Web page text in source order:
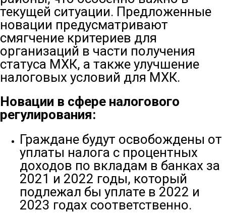
текущей ситуации. Предложенные
новации предусматривают
смягчение критериев для
организаций в части получения
статуса МХК, а также улучшение
налоговых условий для МХК.
Новации в сфере налогового
регулирования:
Граждане будут освобождены от
уплаты налога с процентных
доходов по вкладам в банках за
2021 и 2022 годы, который
подлежал бы уплате в 2022 и
2023 годах соответственно.